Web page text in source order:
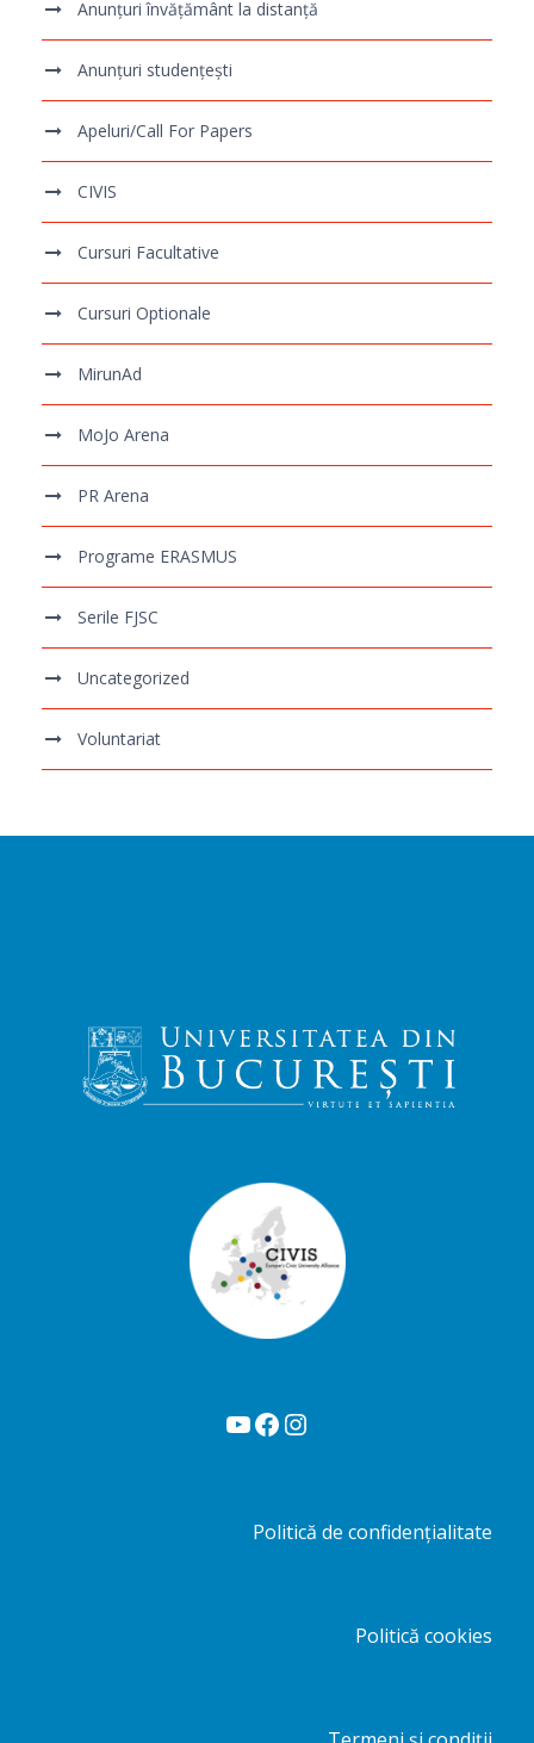
Anunțuri învățământ la distanță
Anunțuri studențești
Apeluri/Call For Papers
CIVIS
Cursuri Facultative
Cursuri Optionale
MirunAd
MoJo Arena
PR Arena
Programe ERASMUS
Serile FJSC
Uncategorized
Voluntariat
YouTube Facebook Instagram
Politică de confidențialitate
Politică cookies